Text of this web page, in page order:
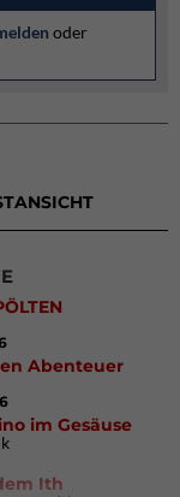
oder
Abenteuer
im Gesäuse
Ith